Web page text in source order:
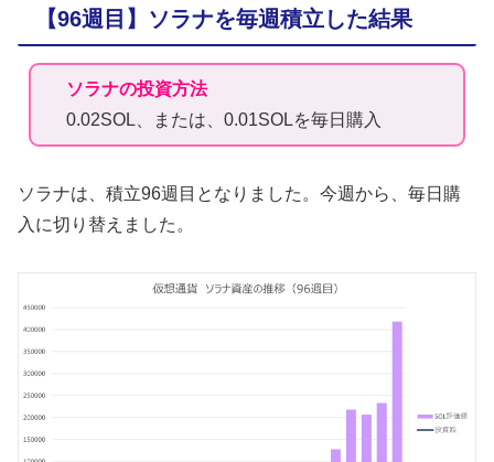
【96週目】ソラナを毎週積立した結果
ソラナの投資方法
0.02SOL、または、0.01SOLを毎日購入
ソラナは、積立96週目となりました。今週から、毎日購
入に切り替えました。